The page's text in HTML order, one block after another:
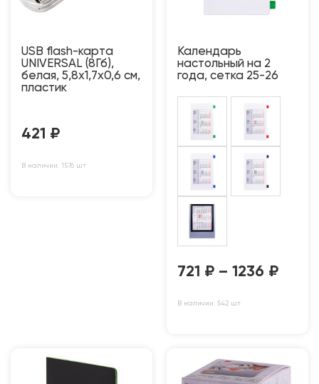
USB flash-карта
UNIVERSAL (8Гб),
белая, 5,8х1,7х0,6 см,
пластик
421 ₽
В наличии: 1576 шт
Календарь
настольный на 2
года, сетка 25-26
721 ₽ – 1236 ₽
В наличии: 542 шт